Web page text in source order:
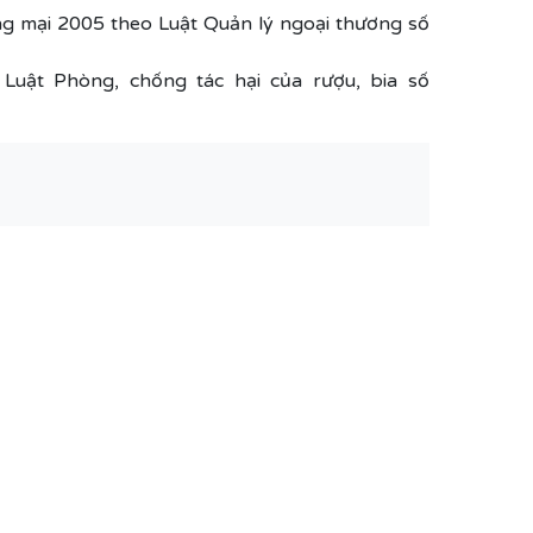
mại 2005 theo Luật Quản lý ngoại thương số
Phòng, chống tác hại của rượu, bia số